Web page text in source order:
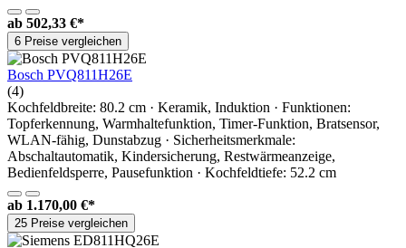
ab 502,33 €*
6 Preise vergleichen
Bosch PVQ811H26E
(4)
Kochfeldbreite: 80.2 cm · Keramik, Induktion · Funktionen:
Topferkennung, Warmhaltefunktion, Timer-Funktion, Bratsensor,
WLAN-fähig, Dunstabzug · Sicherheitsmerkmale:
Abschaltautomatik, Kindersicherung, Restwärmeanzeige,
Bedienfeldsperre, Pausefunktion · Kochfeldtiefe: 52.2 cm
ab 1.170,00 €*
25 Preise vergleichen